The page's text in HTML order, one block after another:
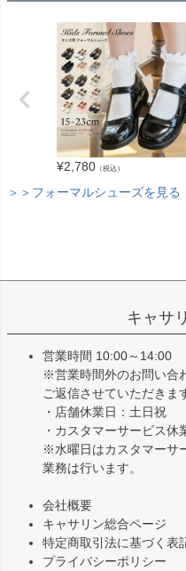
¥2,780 （税込）
＞＞フォーマルシューズを見る
キャサ
営業時間 10:00～14:00
※営業時間外のお問い合
ご返信させていただきま
・店舗休業日：土日祝
・カスタマーサービス
※水曜日はカスタマーサ
業務は行います。
会社概要
キャサリン総合ページ
特定商取引法に基づく表
プライバシーポリシー